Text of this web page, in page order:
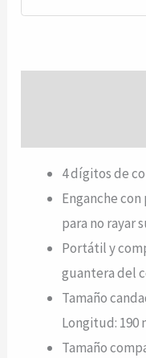
4 dígitos de
Enganche
para no rayar
Portátil y
guantera del
Tamaño
Longitud: 190
Tamaño